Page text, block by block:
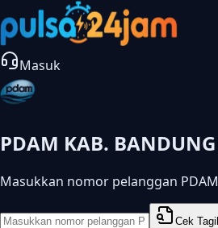
Masuk
PDAM KAB.
Masukkan nomor pelanggan
Cek